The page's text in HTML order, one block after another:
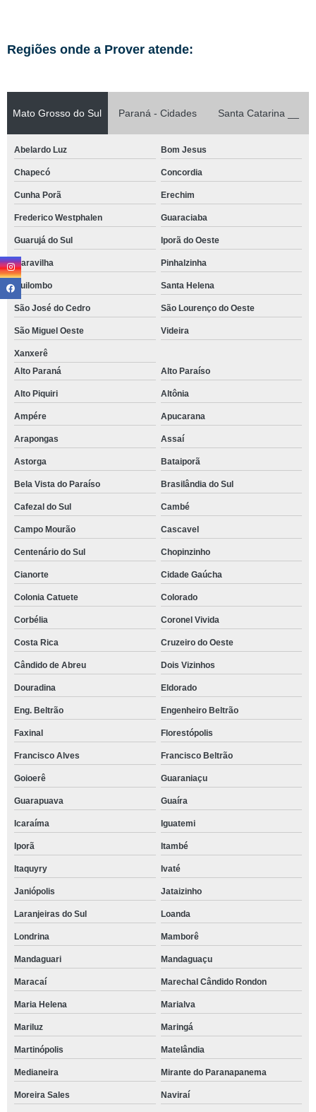
Regiões onde a Prover atende:
Mato Grosso do Sul Paraná - Cidades Santa Catarina __
Abelardo Luz Bom Jesus
Chapecó Concordia
Cunha Porã Erechim
Frederico Westphalen Guaraciaba
Guarujá do Sul Iporã do Oeste
Maravilha Pinhalzinha
Quilombo Santa Helena
São José do Cedro São Lourenço do Oeste
São Miguel Oeste Videira
Xanxerê
Alto Paraná
Alto Paraíso
Alto Piquiri Altônia
Ampére Apucarana
Arapongas Assaí
Astorga Bataiporã
Bela Vista do Paraíso Brasilândia do Sul
Cafezal do Sul Cambé
Campo Mourão Cascavel
Centenário do Sul Chopinzinho
Cianorte Cidade Gaúcha
Colonia Catuete Colorado
Corbélia Coronel Vivida
Costa Rica Cruzeiro do Oeste
Cândido de Abreu Dois Vizinhos
Douradina Eldorado
Eng. Beltrão Engenheiro Beltrão
Faxinal Florestópolis
Francisco Alves Francisco Beltrão
Goioerê Guaraniaçu
Guarapuava Guaíra
Icaraíma Iguatemi
Iporã Itambé
Itaquyry Ivaté
Janiópolis Jataizinho
Laranjeiras do Sul Loanda
Londrina Mamborê
Mandaguari Mandaguaçu
Maracaí Marechal Cândido Rondon
Maria Helena Marialva
Mariluz Maringá
Martinópolis Matelândia
Medianeira Mirante do Paranapanema
Moreira Sales Naviraí